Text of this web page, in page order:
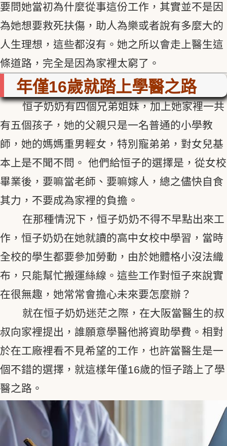
要問她當初為什麼從事這份工作，其實並不是因
為她想要救死扶傷，助人為樂或者說有多麼大的
人生理想，這些都沒有。她之所以會走上醫生這
條道路，完全是因為家裡太窮了。
年僅16歲就踏上學醫之路
恒子奶奶有四個兄弟姐妹，加上她家裡一共
有五個孩子，她的父親只是一名普通的小學教
師，她的媽媽重男輕女，特別寵弟弟，對女兒基
本上是不聞不問。 他們給恒子的選擇是，從女校
畢業後，要嘛當老師、要嘛嫁人，總之儘快自食
其力，不要成為家裡的負擔。
在那種情況下，恒子奶奶不得不早點出來工
作，恒子奶奶在她就讀的高中女校中學習，當時
全校的學生都要參加勞動，由於她體格小沒法織
布，只能幫忙搬運絲線。這些工作對恒子來說實
在很無趣，她常常會擔心未來要怎麼辦？
就在恒子奶奶迷茫之際，在大阪當醫生的叔
叔向家裡提出，誰願意學醫他將資助學費。相對
於在工廠裡看不見希望的工作，也許當醫生是一
個不錯的選擇，就這樣年僅16歲的恒子踏上了學
醫之路。